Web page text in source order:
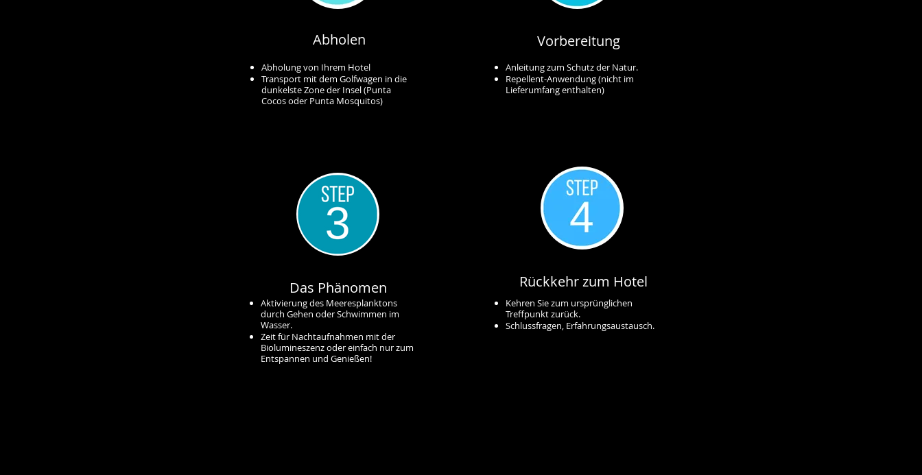
Abholen
Abholung von Ihrem Hotel
Transport mit dem Golfwagen in die
dunkelste Zone der Insel (Punta
Cocos oder Punta Mosquitos)
Das Phänomen
Aktivierung des Meeresplanktons
durch Gehen oder Schwimmen im
Wasser.
Zeit für Nachtaufnahmen mit der
Biolumineszenz oder einfach nur zum
Entspannen und Genießen!
Vorbereitung
Anleitung zum Schutz der Natur.
Repellent-Anwendung (nicht im
Lieferumfang enthalten)
Rückkehr zum Hotel
Kehren Sie zum ursprünglichen
Treffpunkt zurück.
Schlussfragen, Erfahrungsaustausch.